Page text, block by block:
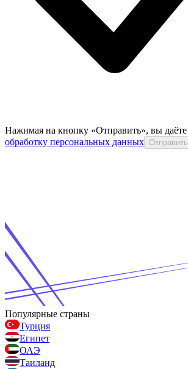
Нажимая на кнопку «Отправить», вы даёте
обработку персональных данных Отправить
Популярные страны
Турция
Египет
ОАЭ
Таиланд